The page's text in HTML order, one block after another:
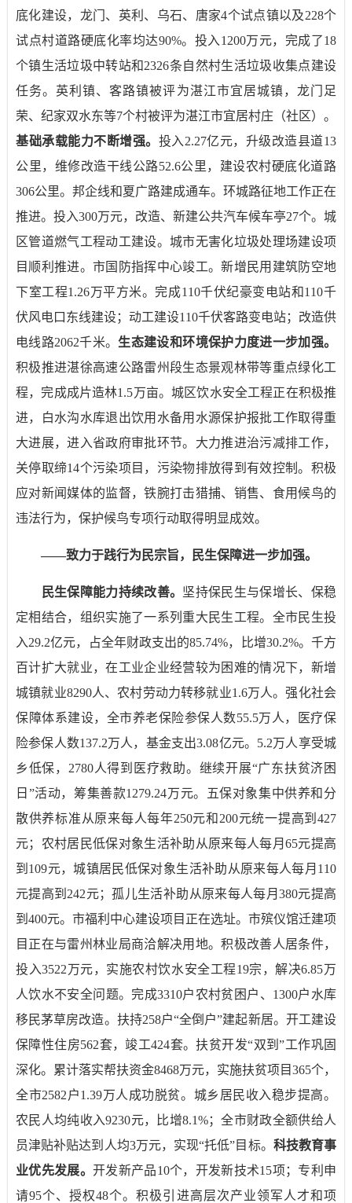
底化建设，龙门、英利、乌石、唐家4个试点镇以及228个
试点村道路硬底化率均达90%。投入 1200万元，完成了18
个镇生活垃圾中转站和2326条自然村生活垃圾收集点建设
任务。英利镇、客路镇被评为湛江市宜居城镇，龙门足
荣、纪家双水东等7个村被评为湛江市宜居村庄（社区）。
基础承载能力不断增强。 投入 2.27亿元，升级改造县道13
公里，维修改造干线公路52.6公里，建设农村硬底化道路
306公里。邦企线和夏广路建成通车。环城路征地工作正在
推进。投入300万元，改造、新建公共汽车候车亭27个。城
区管道燃气工程动工建设。城市无害化垃圾处理场建设项
目顺利推进。市国防指挥中心竣工。新增民用建筑防空地
下室工程1.26万平方米。完成110千伏纪豪变电站和110千
伏风电口东线建设；动工建设110千伏客路变电站；改造供
电线路2062千米。 生态建设和环境保护力度进一步加强。
积极推进湛徐高速公路雷州段生态景观林带等重点绿化工
程，完成成片造林1.5万亩。城区饮水安全工程正在积极推
进，白水沟水库退出饮用水备用水源保护报批工作取得重
大进展，进入省政府审批环节。大力推进治污减排工作，
关停取缔14个污染项目，污染物排放得到有效控制。积极
应对新闻媒体的监督，铁腕打击猎捕、销售、食用候鸟的
违法行为，保护候鸟专项行动取得明显成效。
——致力于践行为民宗旨，民生保障进一步加强。
民生保障能力持续改善。 坚持保民生与保增长、保稳
定相结合，组织实施了一系列重大民生工程。全市民生投
入29.2亿元，占全年财政支出的85.74%，比增30.2%。千方
百计扩大就业，在工业企业经营较为困难的情况下，新增
城镇就业8290人、农村劳动力转移就业1.6万人。强化社会
保障体系建设，全市养老保险参保人数55.5万人，医疗保
险参保人数137.2万人，基金支出3.08亿元。 5.2万人享受城
乡低保， 2780人得到医疗救助。继续开展“广东扶贫济困
日”活动，筹集善款1279.24万元。
五保对象集中供养和分
散供养标准 从原来每人每年250元和 200元统一提高到427
元；农村居民低保对象生活补助从原来每人每月65元提高
到 109元，城镇居民低保对象生活补助从原来每人每月 110
元提高到 242元；孤儿生活补助从原来每人每月 380元提高
到 400元。市福利中心建设项目正在选址。市殡仪馆迁建项
目正在与雷州林业局商洽解决用地。积极改善人居条件，
投入3522万元，实施农村饮水安全工程19宗，解决6.85万
人饮水不安全问题。完成3310户农村贫困户、 1300户水库
移民茅草房改造。扶持258户“全倒户”建起新居。开工建设
保障性住房562套，竣工424套。扶贫开发“双到”工作巩固
深化。累计落实帮扶资金8468万元，实施扶贫项目365个，
全市2582 户1.39万人成功脱贫。 城乡居民收入稳步提高。
农民人均纯收入9230元，比增8.1%；全市财政全额供给人
员津贴补贴达到人均3万元，实现“托低”目标。 科技教育事
业优先发展。 开发新产品10个，开发新技术15项；专利申
请95个、授权48个。积极引进高层次产业领军人才和项